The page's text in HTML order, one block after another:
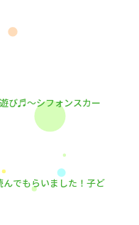
び♬～シフォンスカー
でもらいました！子ど